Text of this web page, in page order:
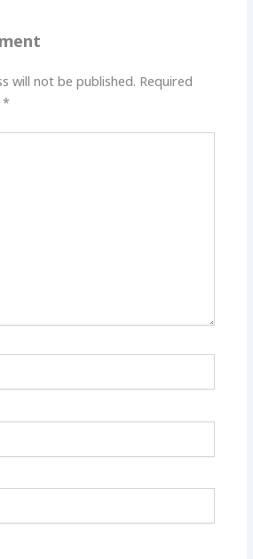
will not be published. Required
*